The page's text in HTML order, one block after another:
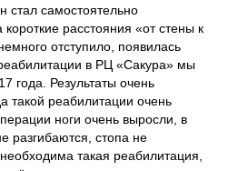
стал самостоятельно
расстояния «от стены к
отступило, появилась
в РЦ «Сакура» мы
года. Результаты очень
такой реабилитации очень
ноги очень выросли, в
разгибаются, стопа не
такая реабилитация,